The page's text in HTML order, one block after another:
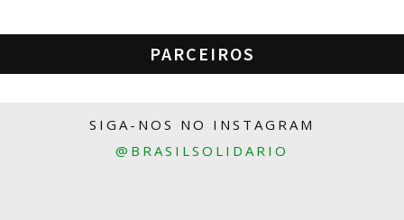
PARCEIROS
SIGA-NOS NO INSTAGRAM
@BRASILSOLIDARIO